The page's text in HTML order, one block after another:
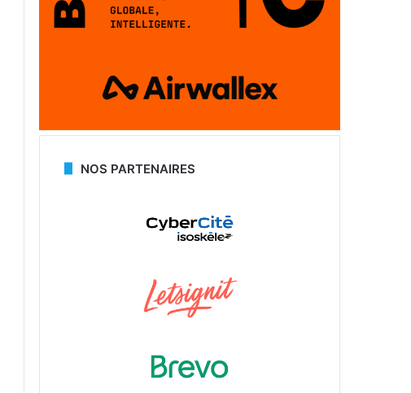
NOS PARTENAIRES